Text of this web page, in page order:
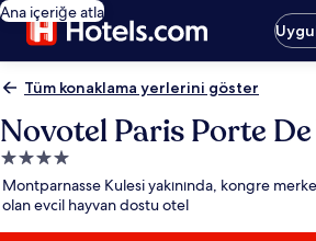
Ana içeriğe atla
Tüm konaklama yerlerini göster
Novotel Paris Porte
4.0
yıldızlı
konaklama
yeri
Montparnasse Kulesi yakınında, kongre
olan evcil hayvan dostu otel